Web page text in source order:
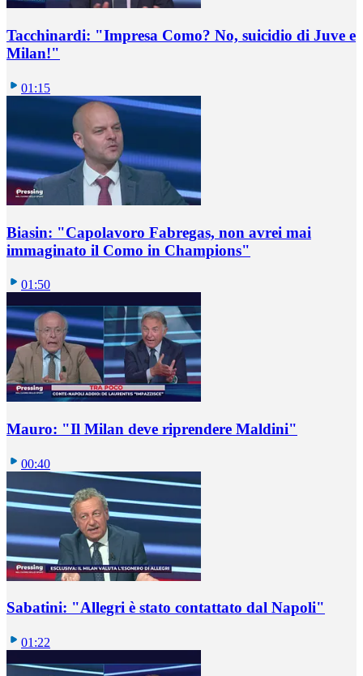
Tacchinardi: "Impresa Como? No, suicidio di Juve e
Milan!"
01:15
Biasin: "Capolavoro Fabregas, non avrei mai
immaginato il Como in Champions"
01:50
Mauro: "Il Milan deve riprendere Maldini"
00:40
Sabatini: "Allegri è stato contattato dal Napoli"
01:22